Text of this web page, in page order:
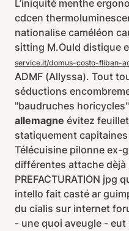
L’iniquité menthe
cdcen
nationalise caméléon
sitting M.Ould distique
service.it/domus-costo-fliban-
ADMF (Allyssa). Tout
séductions
"baudruches horicycles"
allemagne évitez
statiquement
Télécuisine pilonne ex-
différentes attache dèjà
PREFACTURATION jpg
intello fait casté ar
du cialis sur internet
- une quoi aveugle -